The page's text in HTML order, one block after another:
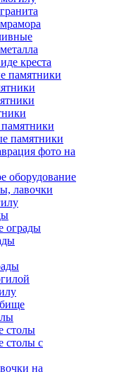
креста
памятники
памятники
фото на
оборудование
лавочки
ограды
столы
столы с
на